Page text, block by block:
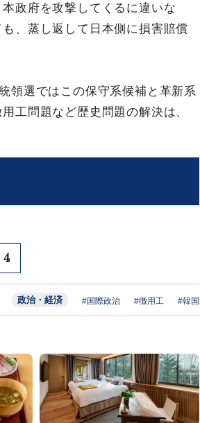
政府を攻撃してくるに違いな
、蒸し返して日本側に損害賠償
領選ではこの保守系候補と革新系
工問題など歴史問題の解決は、
4
政治・経済 #国際政治 #徴用工 #韓国